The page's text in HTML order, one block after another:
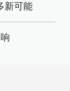
新可能